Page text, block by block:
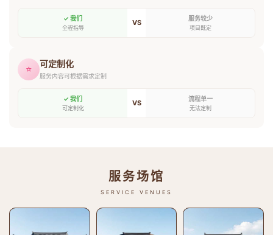
✓ 我们
全程指导
VS 服务较少
项目既定
⭐ 可定制化
服务内容可根据需求定制
✓ 我们
可定制化
VS 流程单一
无法定制
服务场馆
SERVICE VENUES